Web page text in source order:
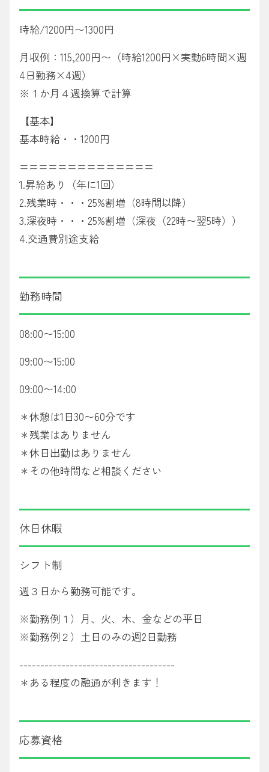
時給/1200円〜1300円
月収例：115,200円〜（時給1200円×実動6時間×週
4日勤務×4週）
※１か月４週換算で計算
【基本】
基本時給・・1200円
==============
1.昇給あり（年に1回）
2.残業時・・・25%割増（8時間以降）
3.深夜時・・・25%割増（深夜（22時〜翌5時））
4.交通費別途支給
勤務時間
08:00〜15:00
09:00〜15:00
09:00〜14:00
＊休憩は1日30〜60分です
＊残業はありません
＊休日出勤はありません
＊その他時間など相談ください
休日休暇
シフト制
週３日から勤務可能です。
※勤務例１）月、火、木、金などの平日
※勤務例２）土日のみの週2日勤務
-------------------------------------
＊ある程度の融通が利きます！
応募資格